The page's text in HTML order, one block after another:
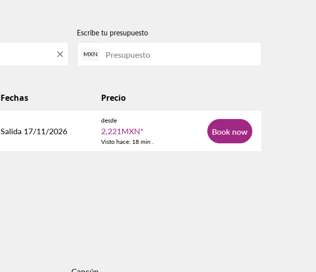
close
Escribe tu presupuesto
MXN
Fechas Precio
Salida 17/11/2026
desde
2,221MXN*
Visto hace: 18 min .
Book now